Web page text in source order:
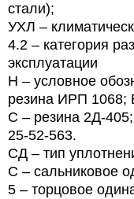
стали);
УХЛ –
4.2 – категория
эксплуатации
Н – условное
резина ИРП 1068;
С – резина 2Д-
25-52-563.
СД – тип
С – сальниковое
5 – торцовое